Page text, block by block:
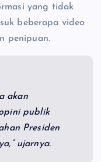
yang tidak
beberapa video
penipuan.
akan
publik
Presiden
ujarnya.